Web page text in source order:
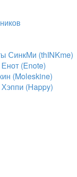
СинкМи (thINKme)
(Enote)
(Moleskine)
(Happy)